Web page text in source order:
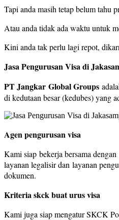
Tapi anda masih tetap belum tahu
Atau anda tidak ada waktu untuk
Kini anda tak perlu lagi repot,
Jasa Pengurusan Visa di
PT Jangkar Global Groups
di kedutaan besar (kedubes) yang
Agen pengurusan visa
Kami siap bekerja bersama
layanan legalisir dan layanan
dokumen.
Kriteria skck buat urus visa
Kami juga siap mengatur SKCK